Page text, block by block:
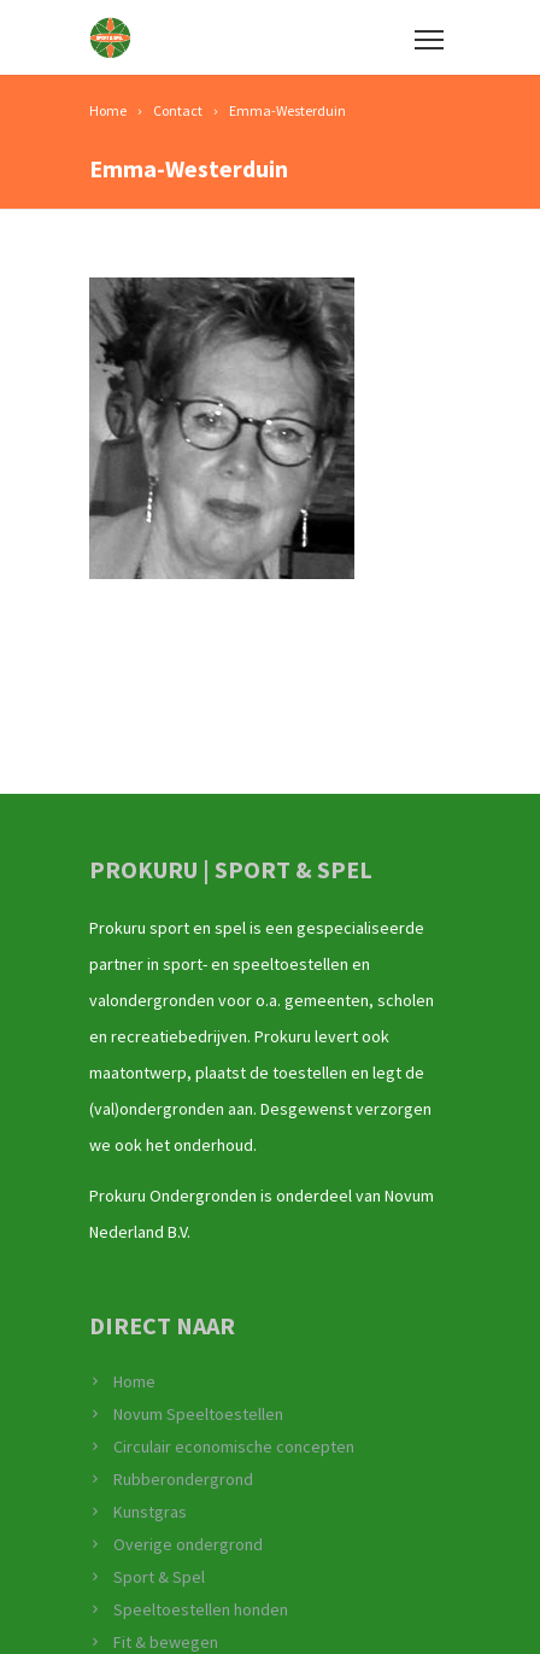
Home Contact Emma-Westerduin
Emma-Westerduin
PROKURU | SPORT & SPEL
Prokuru sport en spel is een gespecialiseerde
partner in sport- en speeltoestellen en
valondergronden voor o.a. gemeenten, scholen
en recreatiebedrijven. Prokuru levert ook
maatontwerp, plaatst de toestellen en legt de
(val)ondergronden aan. Desgewenst verzorgen
we ook het onderhoud.
Prokuru Ondergronden is onderdeel van Novum
Nederland B.V.
DIRECT NAAR
Home
Novum Speeltoestellen
Circulair economische concepten
Rubberondergrond
Kunstgras
Overige ondergrond
Sport & Spel
Speeltoestellen honden
Fit & bewegen